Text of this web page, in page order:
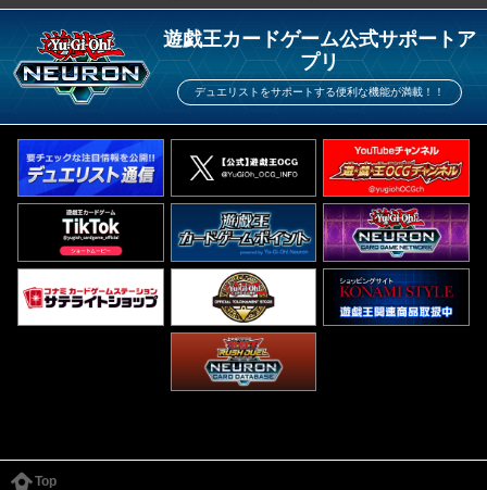
遊戯王カードゲーム公式サポートア
プリ
デュエリストをサポートする便利な機能が満載！！
Top